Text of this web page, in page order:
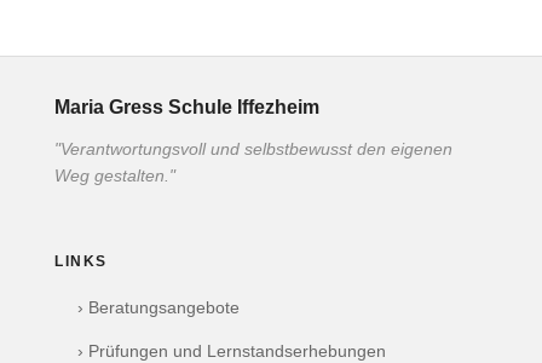
Maria Gress Schule Iffezheim
"Verantwortungsvoll und selbstbewusst den eigenen
Weg gestalten."
LINKS
› Beratungsangebote
› Prüfungen und Lernstandserhebungen